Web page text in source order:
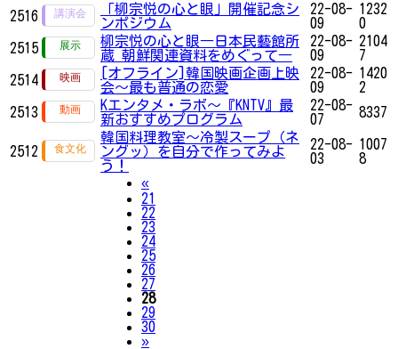
2516
「柳宗悦の心と眼」開催記念シ
ンポジウム
22-08-
09
1232
0
2515
柳宗悦の心と眼―日本民藝館所
蔵 朝鮮関連資料をめぐって―
22-08-
09
2104
7
2514
[オフライン]韓国映画企画上映
会～最も普通の恋愛
22-08-
09
1420
2
2513
Kエンタメ・ラボ～『KNTV』最
新おすすめプログラム
22-08-
07
8337
2512
韓国料理教室〜冷製スープ（ネ
ングッ）を自分で作ってみよ
う！
22-08-
03
1007
8
«Previous
21
22
23
24
25
26
27
28
29
30
»Next